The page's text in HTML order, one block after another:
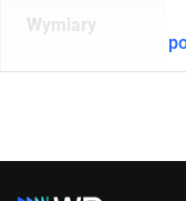
Wymiary